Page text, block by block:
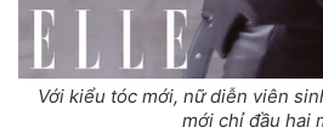
Với kiểu tóc mới, nữ diễn viên
mới chỉ đầu hai